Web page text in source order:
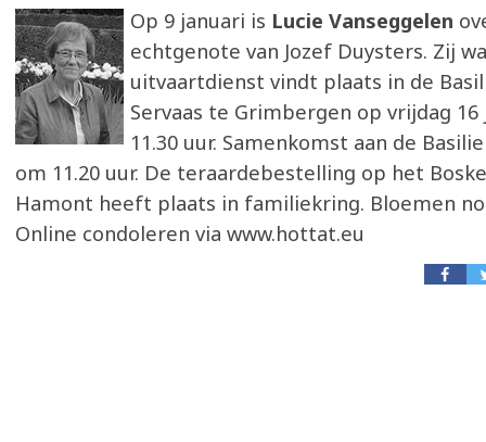
Op 9 januari is Lucie Vanseggelen
echtgenote van Jozef Duysters. Zij
uitvaartdienst vindt plaats in de
Servaas te Grimbergen op vrijdag 16
11.30 uur. Samenkomst aan de
om 11.20 uur. De teraardebestelling op het
Hamont heeft plaats in familiekring. Bloemen
Online condoleren via www.hottat.eu